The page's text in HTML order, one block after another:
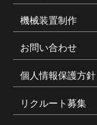
機械装置制作
お問い合わせ
個人情報保護方針
リクルート募集